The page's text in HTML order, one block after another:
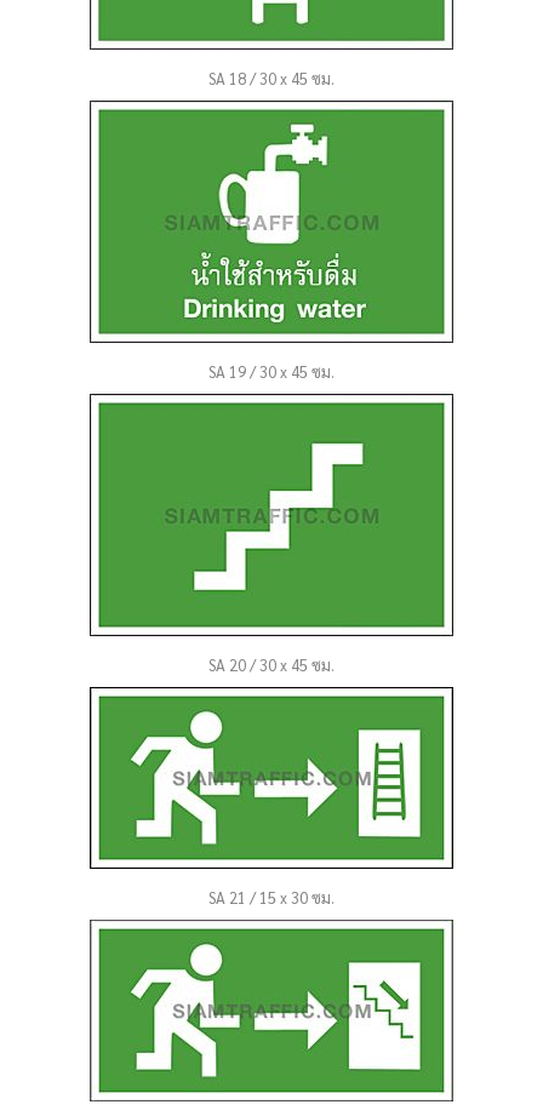
SA 18 / 30 x 45 ซม.
SA 19 / 30 x 45 ซม.
SA 20 / 30 x 45 ซม.
SA 21 / 15 x 30 ซม.